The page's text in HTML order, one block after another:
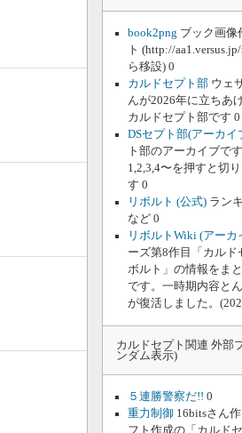
book2png ブック画像
ト (http://
ら移設) 0
カルドセプト部 ウェ
んが2026年に立ちあ
カルドセプト部です 0
DSセプト部(アーカイ
ト部のアーカイブで
1,2,3,4〜を押すと切
す 0
リボルト (公式) ラン
など 0
リボルトWiki (アーカ
ーズ第8作目「カルド
ボルト」の情報をま
です。一時期内容と
が復活しました。
カルドセプト関連 外部
ンダム表示)
５連勝警察だ!! 0
重力制御 16bitsさん
フト作成の「カルド